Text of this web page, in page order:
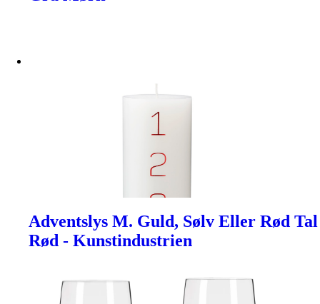
Adventslys M. Guld, Sølv Eller Rød Tal
Rød - Kunstindustrien